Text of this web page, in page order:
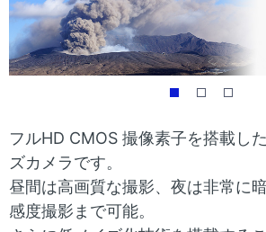
置
を
表
し
て
い
ナ
ビ
シ
ョ
ン
フルHD CMOS 撮像素子を搭載し
ズカメラです。
昼間は高画質な撮影、夜は非常に
感度撮影まで可能。